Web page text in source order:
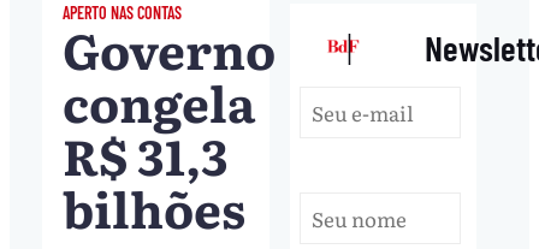
APERTO NAS CONTAS
Governo
congela
R$ 31,3
bilhões
|